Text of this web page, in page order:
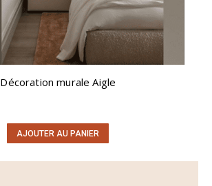
Décoration murale Aigle
AJOUTER AU PANIER